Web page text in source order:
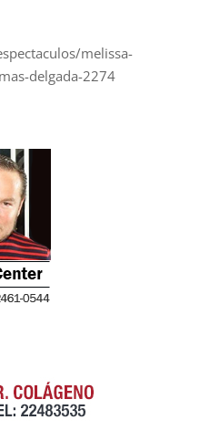
melissa-
delgada-2274